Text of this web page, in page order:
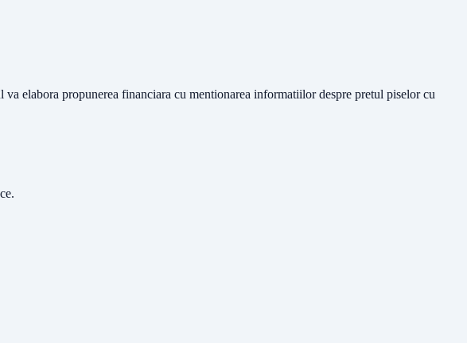
elabora propunerea financiara cu mentionarea informatiilor despre pretul piselor cu